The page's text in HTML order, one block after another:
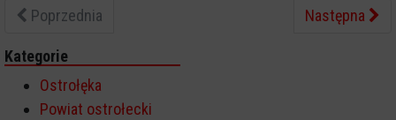
Poprzednia Następna
Kategorie
Ostrołęka
Powiat ostrołecki